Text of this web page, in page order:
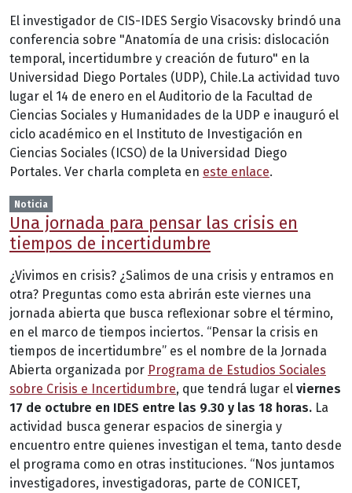
El investigador de CIS-IDES Sergio Visacovsky brindó una
conferencia sobre "Anatomía de una crisis: dislocación
temporal, incertidumbre y creación de futuro" en la
Universidad Diego Portales (UDP), Chile.La actividad tuvo
lugar el 14 de enero en el Auditorio de la Facultad de
Ciencias Sociales y Humanidades de la UDP e inauguró el
ciclo académico en el Instituto de Investigación en
Ciencias Sociales (ICSO) de la Universidad Diego
Portales. Ver charla completa en este enlace.
Noticia
Una jornada para pensar las crisis en
tiempos de incertidumbre
¿Vivimos en crisis? ¿Salimos de una crisis y entramos en
otra? Preguntas como esta abrirán este viernes una
jornada abierta que busca reflexionar sobre el término,
en el marco de tiempos inciertos. “Pensar la crisis en
tiempos de incertidumbre” es el nombre de la Jornada
Abierta organizada por Programa de Estudios Sociales
sobre Crisis e Incertidumbre, que tendrá lugar el viernes
17 de octubre en IDES entre las 9.30 y las 18 horas. La
actividad busca generar espacios de sinergia y
encuentro entre quienes investigan el tema, tanto desde
el programa como en otras instituciones. “Nos juntamos
investigadores, investigadoras, parte de CONICET,